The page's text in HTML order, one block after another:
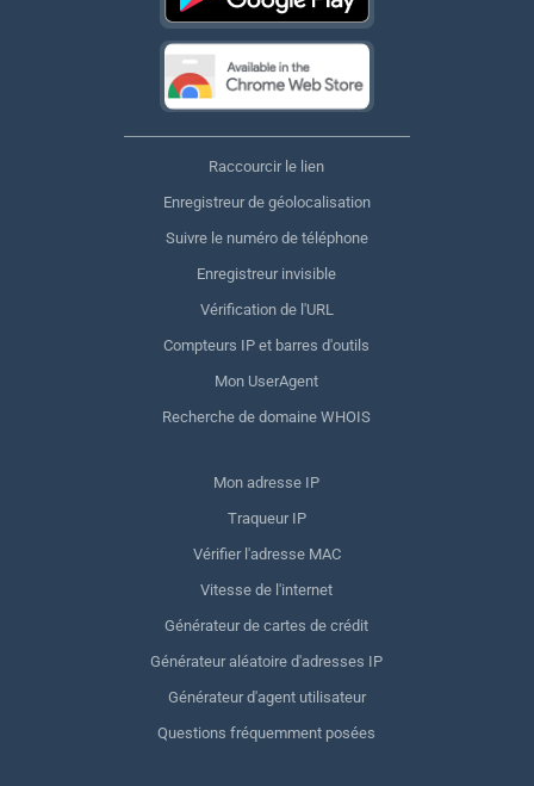
Raccourcir le lien
Enregistreur de géolocalisation
Suivre le numéro de téléphone
Enregistreur invisible
Vérification de l'URL
Compteurs IP et barres d'outils
Mon UserAgent
Recherche de domaine WHOIS
Mon adresse IP
Traqueur IP
Vérifier l'adresse MAC
Vitesse de l'internet
Générateur de cartes de crédit
Générateur aléatoire d'adresses IP
Générateur d'agent utilisateur
Questions fréquemment posées